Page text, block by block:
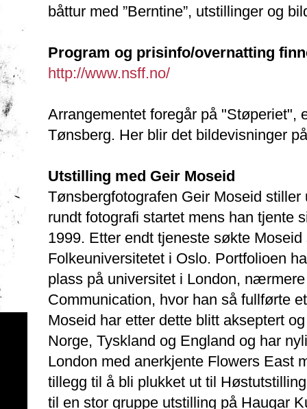
båttur med ”Berntine”, utstillinger og
Program og prisinfo/overnatting
http://www.nsff.no/
Arrangementet foregår på "Støperiet",
Tønsberg. Her blir det bildevisninger
Utstilling med Geir Moseid
Tønsbergfotografen Geir Moseid
rundt fotografi startet mens han tjente
1999. Etter endt tjeneste søkte
Folkeuniversitetet i Oslo. Portfolioen
plass på universitet i London,
Communication, hvor han så fullførte
Moseid har etter dette blitt akseptert
Norge, Tyskland og England og har
London med anerkjente Flowers East
tillegg til å bli plukket ut til
til en stor gruppe utstilling på Haugar